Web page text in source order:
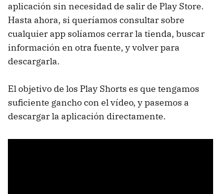
aplicación sin necesidad de salir de Play Store.
Hasta ahora, si queríamos consultar sobre
cualquier app solíamos cerrar la tienda, buscar
información en otra fuente, y volver para
descargarla.
El objetivo de los Play Shorts es que tengamos
suficiente gancho con el vídeo, y pasemos a
descargar la aplicación directamente.